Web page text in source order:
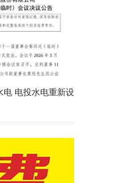
电 电投水电重新设